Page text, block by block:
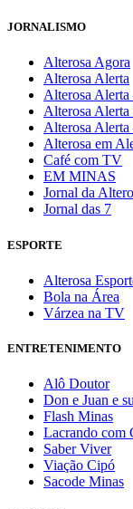
JORNALISMO
Alterosa Agora
Alterosa Alerta
Alterosa Alerta
Alterosa Alerta
Alterosa Alerta
Alterosa em
Café com TV
EM MINAS
Jornal da
Jornal das 7
ESPORTE
Alterosa
Bola na Área
Várzea na TV
ENTRETENIMENTO
Alô Doutor
Don e Juan e
Flash Minas
Lacrando com
Saber Viver
Viação Cipó
Sacode Minas